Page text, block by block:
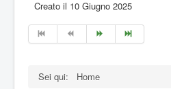
Creato il 10 Giugno 2025
Sei qui: Home